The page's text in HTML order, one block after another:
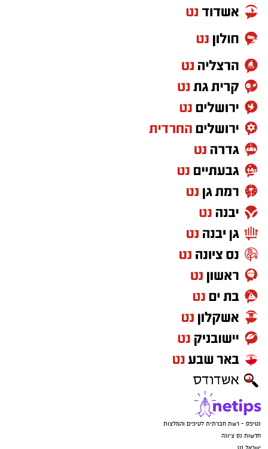
נטיפס - רשת חברתית לטיפים והמלצות
חדשות נס ציונה
ישראל נט